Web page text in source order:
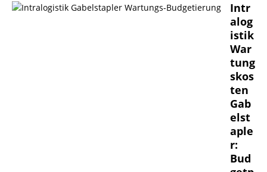
Intr
alog
istik
War
tung
skos
ten
Gab
elst
aple
r:
Bud